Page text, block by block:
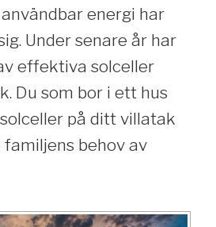
energi har
Under senare år har
effektiva solceller
Du som bor i ett hus
på ditt villatak
behov av